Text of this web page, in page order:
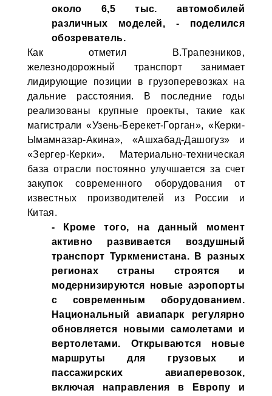
около 6,5 тыс. автомобилей
различных моделей, - поделился
обозреватель.
Как отметил В.Трапезников,
железнодорожный транспорт занимает
лидирующие позиции в грузоперевозках на
дальние расстояния. В последние годы
реализованы крупные проекты, такие как
магистрали «Узень-Берекет-Горган», «Керки-
Ымамназар-Акина», «Ашхабад-Дашогуз» и
«Зергер-Керки». Материально-техническая
база отрасли постоянно улучшается за счет
закупок современного оборудования от
известных производителей из России и
Китая.
- Кроме того, на данный момент
активно развивается воздушный
транспорт Туркменистана. В разных
регионах страны строятся и
модернизируются новые аэропорты
с современным оборудованием.
Национальный авиапарк регулярно
обновляется новыми самолетами и
вертолетами. Открываются новые
маршруты для грузовых и
пассажирских авиаперевозок,
включая направления в Европу и